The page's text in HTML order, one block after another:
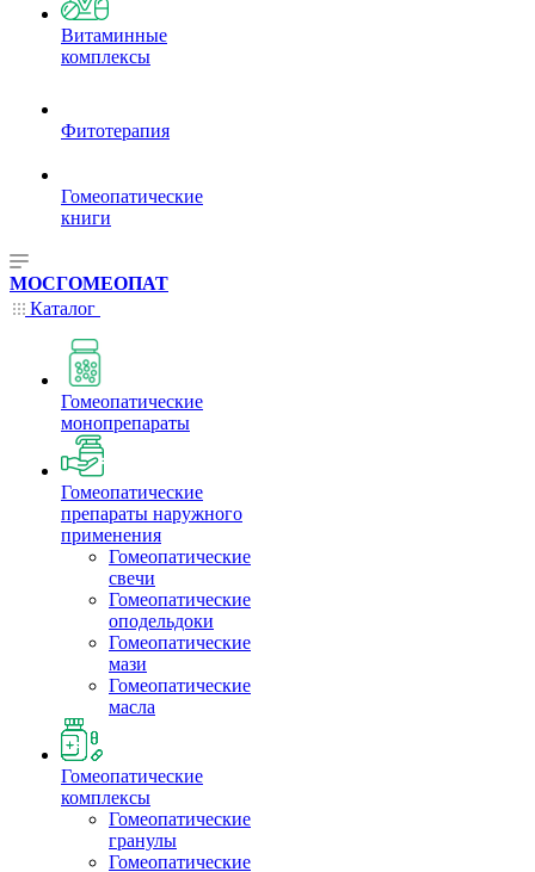
Витаминные
комплексы
Фитотерапия
Гомеопатические
книги
МОСГОМЕОПАТ
Каталог
Гомеопатические
монопрепараты
Гомеопатические
препараты наружного
применения
Гомеопатические
свечи
Гомеопатические
оподельдоки
Гомеопатические
мази
Гомеопатические
масла
Гомеопатические
комплексы
Гомеопатические
гранулы
Гомеопатические